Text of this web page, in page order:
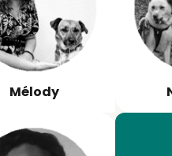
Mélody